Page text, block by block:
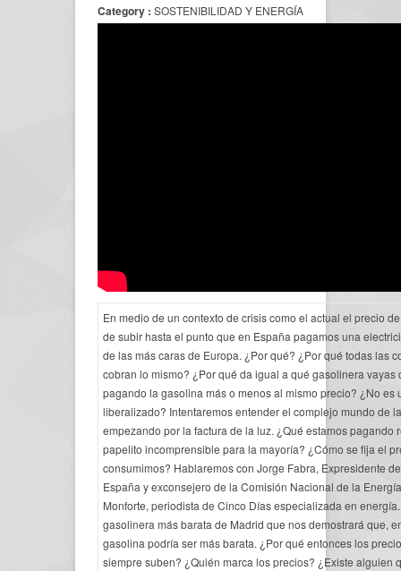
Category : SOSTENIBILIDAD Y ENERGÍA
En medio de un contexto de crisis como el actual el precio
de subir hasta el punto que en España pagamos una
de las más caras de Europa. ¿Por qué? ¿Por qué todas las
cobran lo mismo? ¿Por qué da igual a qué gasolinera vayas
pagando la gasolina más o menos al mismo precio? ¿No es
liberalizado? Intentaremos entender el complejo mundo de
empezando por la factura de la luz. ¿Qué estamos pagando
papelito incomprensible para la mayoría? ¿Cómo se fija el
consumimos? Hablaremos con Jorge Fabra, Expresidente
España y exconsejero de la Comisión Nacional de la
Monforte, periodista de Cinco Días especializada en
gasolinera más barata de Madrid que nos demostrará que,
gasolina podría ser más barata. ¿Por qué entonces los
siempre suben? ¿Quién marca los precios? ¿Existe alguien